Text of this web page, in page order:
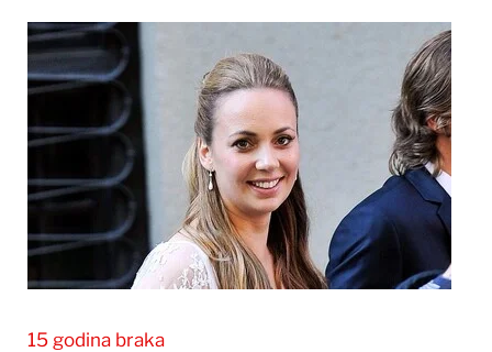
15 godina braka